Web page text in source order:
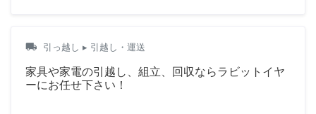
local_shipping 引っ越し ▸ 引越し・運送
家具や家電の引越し、組立、回収ならラビットイヤ
ーにお任せ下さい！